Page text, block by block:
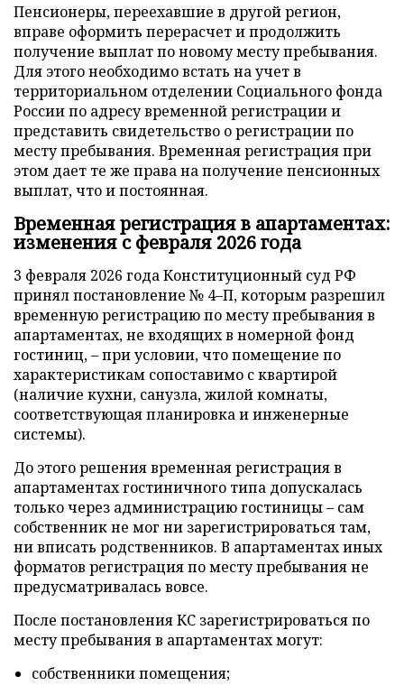
Пенсионеры, переехавшие в другой регион,
вправе оформить перерасчет и продолжить
получение выплат по новому месту пребывания.
Для этого необходимо встать на учет в
территориальном отделении Социального фонда
России по адресу временной регистрации и
представить свидетельство о регистрации по
месту пребывания. Временная регистрация при
этом дает те же права на получение пенсионных
выплат, что и постоянная.
Временная регистрация в апартаментах:
изменения с февраля 2026 года
3 февраля 2026 года Конституционный суд РФ
принял постановление № 4–П, которым разрешил
временную регистрацию по месту пребывания в
апартаментах, не входящих в номерной фонд
гостиниц, – при условии, что помещение по
характеристикам сопоставимо с квартирой
(наличие кухни, санузла, жилой комнаты,
соответствующая планировка и инженерные
системы).
До этого решения временная регистрация в
апартаментах гостиничного типа допускалась
только через администрацию гостиницы – сам
собственник не мог ни зарегистрироваться там,
ни вписать родственников. В апартаментах иных
форматов регистрация по месту пребывания не
предусматривалась вовсе.
После постановления КС зарегистрироваться по
месту пребывания в апартаментах могут:
собственники помещения;